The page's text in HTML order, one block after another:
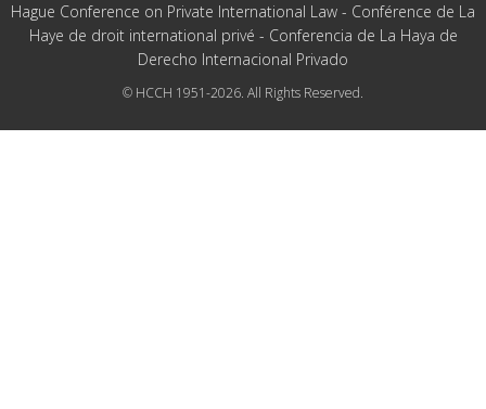
Hague Conference on Private International Law - Conférence de La
Haye de droit international privé - Conferencia de La Haya de
Derecho Internacional Privado
© HCCH 1951-2026. All Rights Reserved.